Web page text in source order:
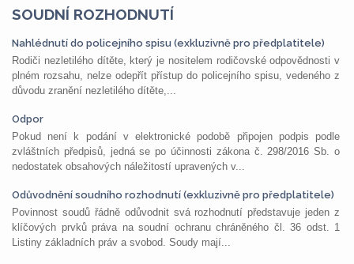
SOUDNÍ ROZHODNUTÍ
Nahlédnutí do policejního spisu (exkluzivně pro předplatitele)
Rodiči nezletilého dítěte, který je nositelem rodičovské odpovědnosti v
plném rozsahu, nelze odepřít přístup do policejního spisu, vedeného z
důvodu zranění nezletilého dítěte,...
Odpor
Pokud není k podání v elektronické podobě připojen podpis podle
zvláštních předpisů, jedná se po účinnosti zákona č. 298/2016 Sb. o
nedostatek obsahových náležitostí upravených v...
Odůvodnění soudního rozhodnutí (exkluzivně pro předplatitele)
Povinnost soudů řádně odůvodnit svá rozhodnutí představuje jeden z
klíčových prvků práva na soudní ochranu chráněného čl. 36 odst. 1
Listiny základních práv a svobod. Soudy mají...